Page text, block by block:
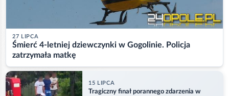
27 LIPCA
Śmierć 4-letniej dziewczynki w Gogolinie. Policja
zatrzymała matkę
15 LIPCA
Tragiczny finał porannego zdarzenia w